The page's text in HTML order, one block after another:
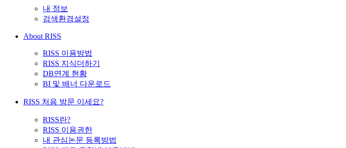
내 정보
검색환경설정
About RISS
RISS 이용방법
RISS 지식더하기
DB연계 현황
BI 및 배너 다운로드
RISS 처음 방문 이세요?
RISS란?
RISS 이용권한
내 관심논문 등록방법